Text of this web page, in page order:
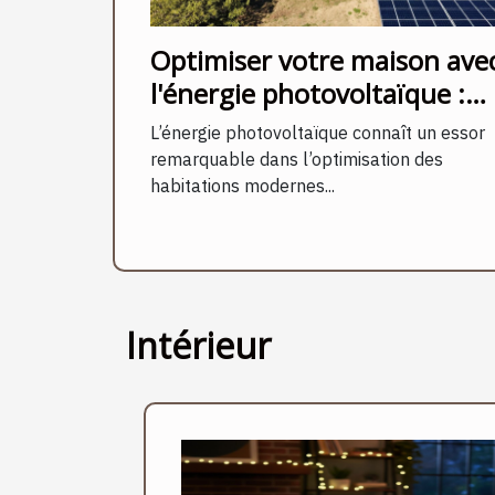
Optimiser votre maison
l'énergie photovoltaïque :
quels avantages ?
L’énergie photovoltaïque connaît un essor
remarquable dans l’optimisation des
habitations modernes...
Intérieur